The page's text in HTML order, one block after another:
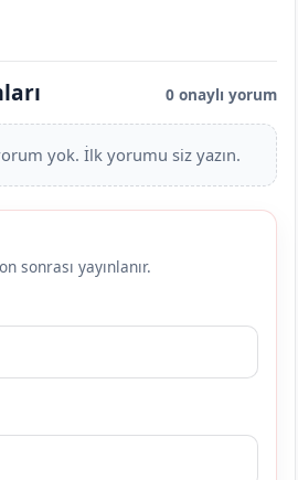
0 onaylı yorum
yok. İlk yorumu siz yazın.
sonrası yayınlanır.